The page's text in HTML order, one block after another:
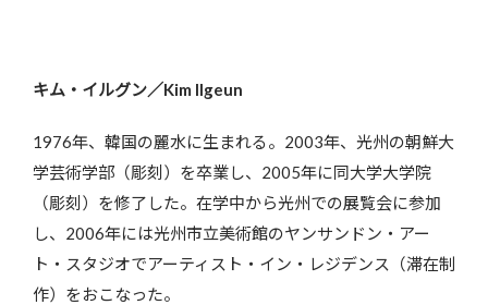
キム・イルグン／Kim Ilgeun
1976年、韓国の麗水に生まれる。2003年、光州の朝鮮大
学芸術学部（彫刻）を卒業し、2005年に同大学大学院
（彫刻）を修了した。在学中から光州での展覧会に参加
し、2006年には光州市立美術館のヤンサンドン・アー
ト・スタジオでアーティスト・イン・レジデンス（滞在制
作）をおこなった。